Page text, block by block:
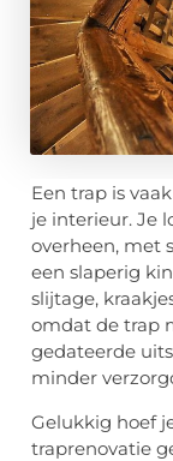
Een trap is
je interieur. Je
overheen, met
een slaperig
slijtage,
omdat de trap
gedateerde
minder
Gelukkig hoef
traprenovatie